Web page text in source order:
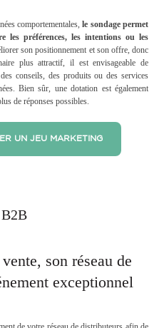
comportementales,le sondage permet
les préférences, les intentions ou les
son positionnement et son offre, donc
plus attractif, il est envisageable de
conseils, des produits ou des services
Bien sûr, une dotation est également
de réponses possibles.
UN JEU MARKETING
son réseau de
exceptionnel